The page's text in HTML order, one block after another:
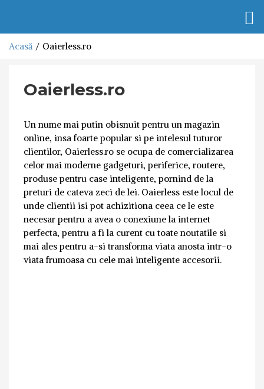
Acasă Oaierless.ro
Oaierless.ro
Un nume mai putin obisnuit pentru un magazin
online, insa foarte popular si pe intelesul tuturor
clientilor, Oaierless.ro se ocupa de comercializarea
celor mai moderne gadgeturi, periferice, routere,
produse pentru case inteligente, pornind de la
preturi de cateva zeci de lei. Oaierless este locul de
unde clientii isi pot achizitiona ceea ce le este
necesar pentru a avea o conexiune la internet
perfecta, pentru a fi la curent cu toate noutatile si
mai ales pentru a-si transforma viata anosta intr-o
viata frumoasa cu cele mai inteligente accesorii.